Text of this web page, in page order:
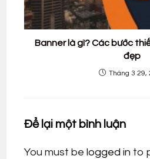
Banner là gì? Các bước
đẹp
Tháng 3 29,
Để lại một bình luận
You must be logged in to